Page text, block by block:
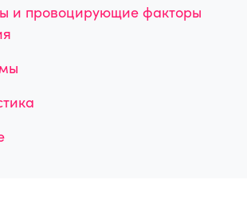
и провоцирующие факторы